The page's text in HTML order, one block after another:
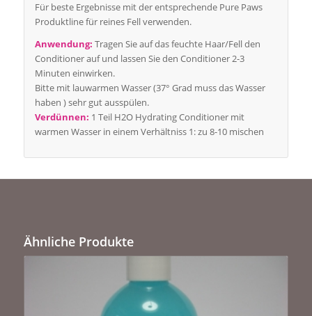
Für beste Ergebnisse mit der entsprechende Pure Paws
Produktline für reines Fell verwenden.
Anwendung: Tragen Sie auf das feuchte Haar/Fell den
Conditioner auf und lassen Sie den Conditioner 2-3
Minuten einwirken.
Bitte mit lauwarmen Wasser (37° Grad muss das Wasser
haben ) sehr gut ausspülen.
Verdünnen: 1 Teil H2O Hydrating Conditioner mit
warmen Wasser in einem Verhältniss 1: zu 8-10 mischen
Ähnliche Produkte